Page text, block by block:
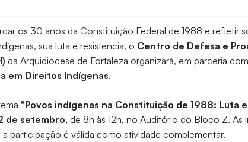
os 30 anos da Constituição Federal de 1988 e refletir
sua luta e resistëncia, o Centro de Defesa e
da Arquidiocese de Fortaleza organizará, em parceria
em Direitos Indígenas.
"Povos indígenas na Constituição de 1988: Luta
de setembro, de 8h às 12h, no Auditório do Bloco Z.
a participação é válida como atividade complementar.